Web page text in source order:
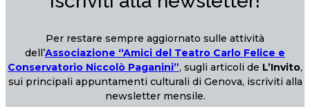
Per restare sempre aggiornato sulle attività
dell’Associazione “Amici del Teatro Carlo Felice e
Conservatorio Niccolò Paganini”, sugli articoli de L’Invito,
sui principali appuntamenti culturali di Genova, iscriviti alla
newsletter mensile.